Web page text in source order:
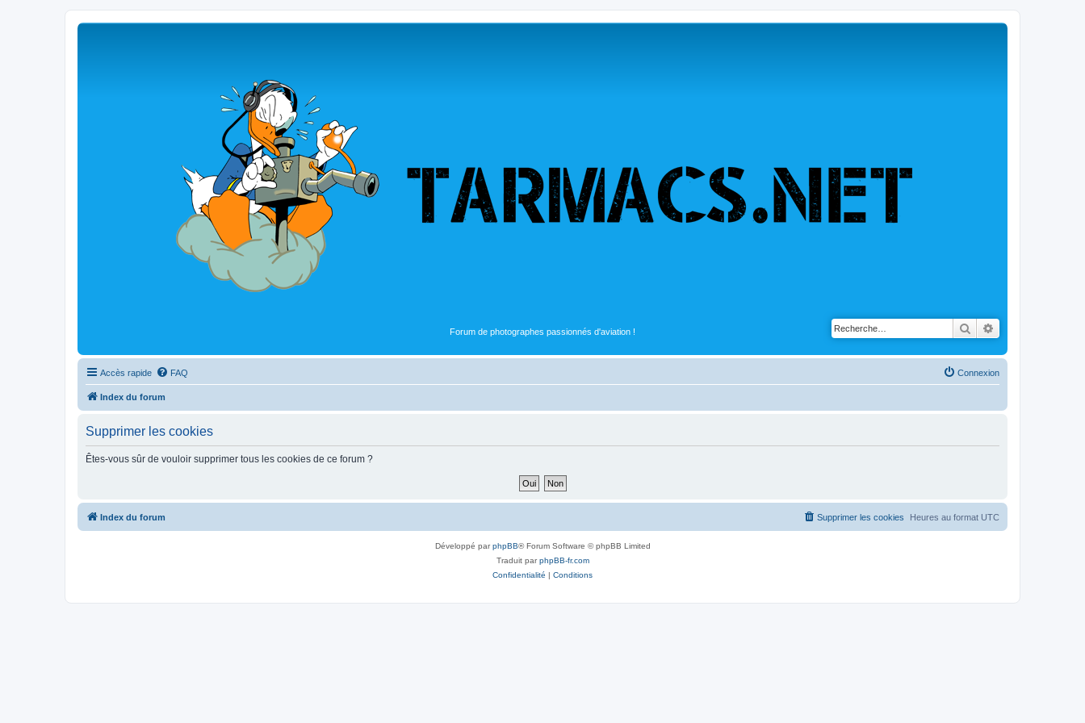
Forum de photographes passionnés d'aviation ! Rechercher
Accès rapide FAQ Connexion
Index du forum
Supprimer les cookies
Êtes-vous sûr de vouloir supprimer tous les cookies de ce forum ?
Index du forum Heures au format UTC
Supprimer les cookies
Développé parphpBB® Forum Software © phpBB Limited
Traduit parphpBB-fr.com
Confidentialité | Conditions